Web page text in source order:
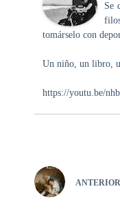
Se
tomárselo con
Un niño, un libro,
https://youtu.be/
ANTERIOR